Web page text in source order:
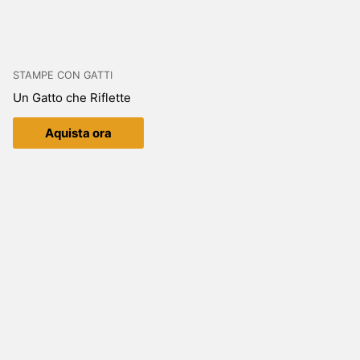
STAMPE CON GATTI
Un Gatto che Riflette
Aquista ora